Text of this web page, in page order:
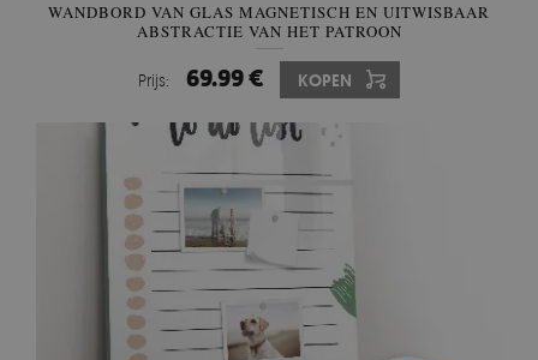
WANDBORD VAN GLAS MAGNETISCH EN UITWISBAAR
ABSTRACTIE VAN HET PATROON
Prijs: 69.99 € KOPEN